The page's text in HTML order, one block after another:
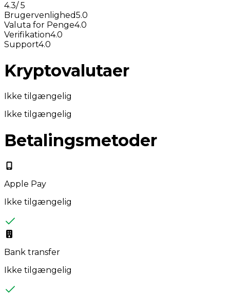
4.3/5
Brugervenlighed5.0
Valuta for Penge4.0
Verifikation4.0
Support4.0
Kryptovalutaer
Ikke tilgængelig
Ikke tilgængelig
Betalingsmetoder
Apple Pay
Ikke tilgængelig
Bank transfer
Ikke tilgængelig